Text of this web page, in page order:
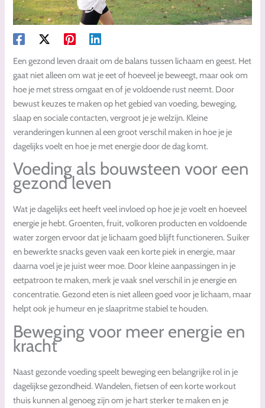
Een gezond leven draait om de balans tussen lichaam en geest. Het
gaat niet alleen om wat je eet of hoeveel je beweegt, maar ook om
hoe je met stress omgaat en of je voldoende rust neemt. Door
bewust keuzes te maken op het gebied van voeding, beweging,
slaap en sociale contacten, vergroot je je welzijn. Kleine
veranderingen kunnen al een groot verschil maken in hoe je je
dagelijks voelt en hoe je met energie door de dag komt.
Voeding als bouwsteen voor een
gezond leven
Wat je dagelijks eet heeft veel invloed op hoe je je voelt en hoeveel
energie je hebt. Groenten, fruit, volkoren producten en voldoende
water zorgen ervoor dat je lichaam goed blijft functioneren. Suiker
en bewerkte snacks geven vaak een korte piek in energie, maar
daarna voel je je juist weer moe. Door kleine aanpassingen in je
eetpatroon te maken, merk je vaak snel verschil in je energie en
concentratie. Gezond eten is niet alleen goed voor je lichaam, maar
helpt ook je humeur en je slaapritme stabiel te houden.
Beweging voor meer energie en
kracht
Naast gezonde voeding speelt beweging een belangrijke rol in je
dagelijkse gezondheid. Wandelen, fietsen of een korte workout
thuis kunnen al genoeg zijn om je hart sterker te maken en je